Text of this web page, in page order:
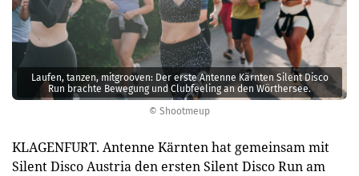
© Shootmeup
Laufen, tanzen, mitgrooven: Der erste Antenne Kärnten Silent Disco
Run brachte Bewegung und Clubfeeling an den Wörthersee.
KLAGENFURT. Antenne Kärnten hat gemeinsam mit
Silent Disco Austria den ersten Silent Disco Run am